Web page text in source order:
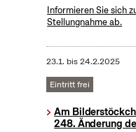
Informieren Sie sich
Stellungnahme ab.
23.1. bis24.2.2025
Eintritt frei
Am
248. Änderung